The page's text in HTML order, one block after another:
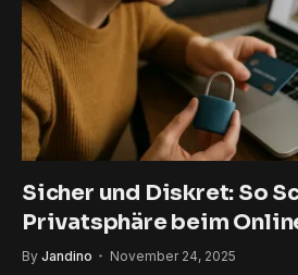
Sicher und Diskret: So
Privatsphäre beim
By Jandino November 24, 2025